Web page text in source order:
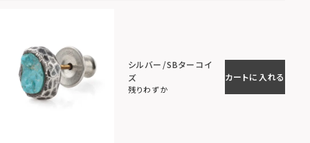
シルバー/SBターコイ
ズ
残りわずか
カートに入れる